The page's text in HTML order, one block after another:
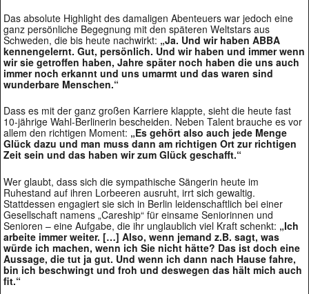
Das absolute Highlight des damaligen Abenteuers war jedoch eine
ganz persönliche Begegnung mit den späteren Weltstars aus
Schweden, die bis heute nachwirkt: „Ja. Und wir haben ABBA
kennengelernt. Gut, persönlich. Und wir haben und immer wenn
wir sie getroffen haben, Jahre später noch haben die uns auch
immer noch erkannt und uns umarmt und das waren sind
wunderbare Menschen.“
Dass es mit der ganz großen Karriere klappte, sieht die heute fast
10-jährige Wahl-Berlinerin bescheiden. Neben Talent brauche es vor
allem den richtigen Moment: „Es gehört also auch jede Menge
Glück dazu und man muss dann am richtigen Ort zur richtigen
Zeit sein und das haben wir zum Glück geschafft.“
Wer glaubt, dass sich die sympathische Sängerin heute im
Ruhestand auf ihren Lorbeeren ausruht, irrt sich gewaltig.
Stattdessen engagiert sie sich in Berlin leidenschaftlich bei einer
Gesellschaft namens „Careship“ für einsame Seniorinnen und
Senioren – eine Aufgabe, die ihr unglaublich viel Kraft schenkt: „Ich
arbeite immer weiter. […] Also, wenn jemand z.B. sagt, was
würde ich machen, wenn ich Sie nicht hätte? Das ist doch eine
Aussage, die tut ja gut. Und wenn ich dann nach Hause fahre,
bin ich beschwingt und froh und deswegen das hält mich auch
fit.“